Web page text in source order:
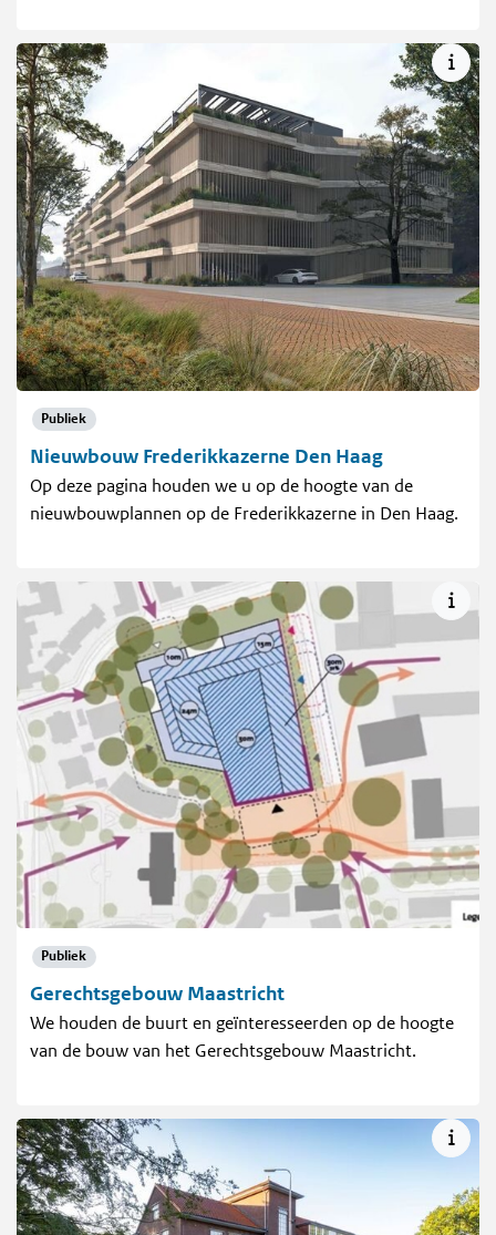
Nieuwbouw Frederikkazerne Den Haag
Publiek
Op deze pagina houden we u op de hoogte van de
nieuwbouwplannen op de Frederikkazerne in Den Haag.
Gerechtsgebouw Maastricht
Publiek
We houden de buurt en geïnteresseerden op de hoogte
van de bouw van het Gerechtsgebouw Maastricht.